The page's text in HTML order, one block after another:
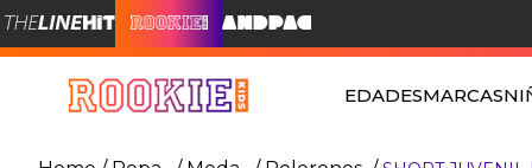
EDADESMARCAS